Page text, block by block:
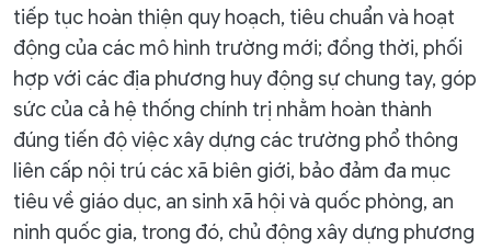
tiếp tục hoàn thiện quy hoạch, tiêu chuẩn và hoạt
động của các mô hình trường mới; đồng thời, phối
hợp với các địa phương huy động sự chung tay, góp
sức của cả hệ thống chính trị nhằm hoàn thành
đúng tiến độ việc xây dựng các trường phổ thông
liên cấp nội trú các xã biên giới, bảo đảm đa mục
tiêu về giáo dục, an sinh xã hội và quốc phòng, an
ninh quốc gia, trong đó, chủ động xây dựng phương